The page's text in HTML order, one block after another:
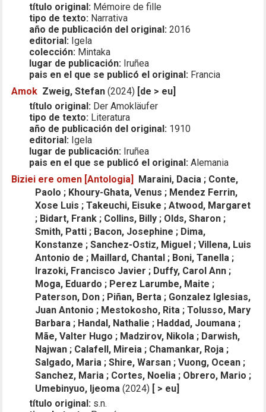
título original: Mémoire de fille
tipo de texto: Narrativa
año de publicación del original: 2016
editorial: Igela
colección: Mintaka
lugar de publicación: Iruñea
pais en el que se publicó el original: Francia
Amok Zweig, Stefan (2024) [de > eu]
título original: Der Amokläufer
tipo de texto: Literatura
año de publicación del original: 1910
editorial: Igela
lugar de publicación: Iruñea
pais en el que se publicó el original: Alemania
Biziei ere omen [Antologia]
Maraini, Dacia ; Conte,
Paolo ; Khoury-Ghata, Venus ; Mendez Ferrin,
Xose Luis ; Takeuchi, Eisuke ; Atwood, Margaret
; Bidart, Frank ; Collins, Billy ; Olds, Sharon ;
Smith, Patti ; Bacon, Josephine ; Dima,
Konstanze ; Sanchez-Ostiz, Miguel ; Villena, Luis
Antonio de ; Maillard, Chantal ; Boni, Tanella ;
Irazoki, Francisco Javier ; Duffy, Carol Ann ;
Moga, Eduardo ; Perez Larumbe, Maite ;
Paterson, Don ; Piñan, Berta ; Gonzalez Iglesias,
Juan Antonio ; Mestokosho, Rita ; Tolusso, Mary
Barbara ; Handal, Nathalie ; Haddad, Joumana ;
Mãe, Valter Hugo ; Madzirov, Nikola ; Darwish,
Najwan ; Calafell, Mireia ; Chamankar, Roja ;
Salgado, Maria ; Shire, Warsan ; Vuong, Ocean ;
Sanchez, Maria ; Cortes, Noelia ; Obrero, Mario ;
Umebinyuo, Ijeoma (2024) [ > eu]
título original: s.n.